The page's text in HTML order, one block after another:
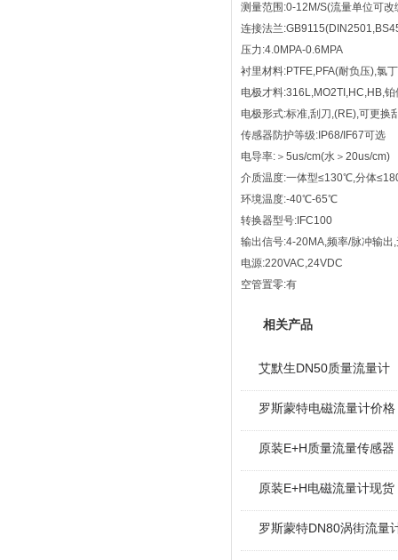
测量范围:0-12M/S(流量单位可改
连接法兰
压力:4.0MPA-0.6MPA
衬里材料:PTFE,PFA(耐负压),氯
电极才料:316L,MO2TI,HC,HB,铂
电极形式:标准,刮刀,(RE),可更换
传感器防护等级:IP68/IF67可选
电导率:＞5us/cm(水＞20us/cm)
介质温度:一体型≤130℃,分体
环境温度:-40℃-65℃
转换器型号:IFC100
输出信号:4-20MA,频率/脉冲输出
电源:220VAC,24VDC
空管置零:有
相关产品
艾默生DN50质量流量计
罗斯蒙特电磁流量计价格
原装E+H质量流量传感器
原装E+H电磁流量计现货
罗斯蒙特DN80涡街流量